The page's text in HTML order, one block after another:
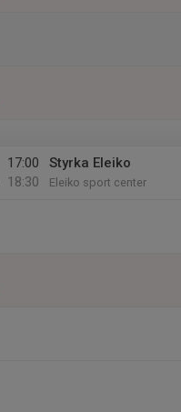
17:00
18:30
Styrka Eleiko
Eleiko sport center